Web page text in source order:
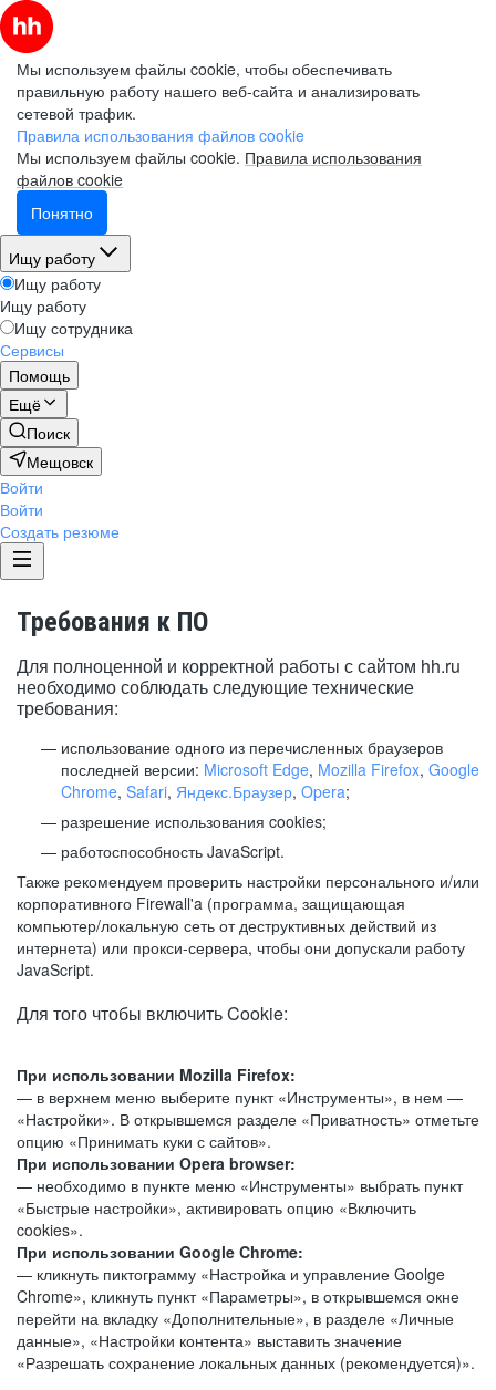
Мы используем файлы cookie, чтобы обеспечивать
правильную работу нашего веб-сайта и анализировать
сетевой трафик.
Правила использования файлов cookie
Мы используем файлы cookie. Правила использования
файлов cookie
Понятно
Ищу работу
Ищу работу
Ищу работу
Ищу сотрудника
Сервисы
Помощь
Ещё
Поиск
Мещовск
Войти
Войти
Создать резюме
Требования к ПО
Для полноценной и корректной работы с сайтом hh.ru
необходимо соблюдать следующие технические
требования:
использование одного из перечисленных браузеров
последней версии: Microsoft Edge, Mozilla Firefox, Google
Chrome, Safari, Яндекс.Браузер, Opera;
разрешение использования cookies;
работоспособность JavaScript.
Также рекомендуем проверить настройки персонального и/или
корпоративного Firewall'a (программа, защищающая
компьютер/локальную сеть от деструктивных действий из
интернета) или прокси-сервера, чтобы они допускали работу
JavaScript.
Для того чтобы включить Cookie:
При использовании Mozilla Firefox:
— в верхнем меню выберите пункт «Инструменты», в нем —
«Настройки». В открывшемся разделе «Приватность» отметьте
опцию «Принимать куки с сайтов».
При использовании Opera browser:
— необходимо в пункте меню «Инструменты» выбрать пункт
«Быстрые настройки», активировать опцию «Включить
cookies».
При использовании Google Chrome:
— кликнуть пиктограмму «Настройка и управление Goolge
Chrome», кликнуть пункт «Параметры», в открывшемся окне
перейти на вкладку «Дополнительные», в разделе «Личные
данные», «Настройки контента» выставить значение
«Разрешать сохранение локальных данных (рекомендуется)».